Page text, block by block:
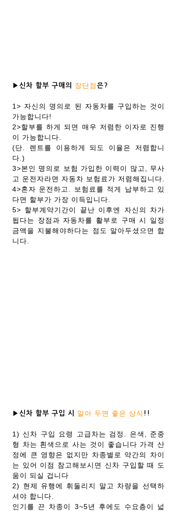
▶신차 할부 구매의 장단점 은?
1> 자신의 명의로 된 자동차를 구입하는 것이
가능합니다!
2>할부를 하게 되면 매우 저렴한 이자로 진행
이 가능합니다.
(단. 렌트를 이용하게 되도 이율은 저렴합니
다.)
3>본인 명의로 보험 가입한 이력이 많고, 무사
고 운전자라면 자동차 보험료가 저렴해집니다.
4>혼자 운전하고. 보험료를 적게 납부하고 있
다면 할부가 가장 이득입니다.
5> 할부계약기간이 끝난 이후엔 자신의 차가
됩다는 장점과 자동차를 활부로 구매 시 일정
금액을 지불해야하다는 점도 알아두셨으면 합
니다.
▶신차 할부 구입 시 알아 두면 좋은 상식 !!
1) 신차 구입 요령 고급차는 검정. 은색, 준중
형 차는 흰색으로 사는 것이 좋습니다 가격 산
정에 큰 영향은 없지만 차종별로 약간의 차이
는 있어 이점 참고해보시면 신차 구입할 때 도
움이 되실 겁니다
2) 현제 유행에 휘둘리지 말고 차량을 선택하
셔야 합니다.
인기를 끈 차종이 3~5년 후에도 수요층이 넓